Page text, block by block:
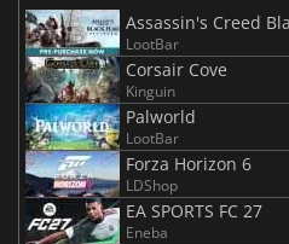
Assassin's Creed
LootBar
Corsair Cove
Kinguin
Palworld
LootBar
Forza Horizon 6
LDShop
EA SPORTS FC 27
Eneba